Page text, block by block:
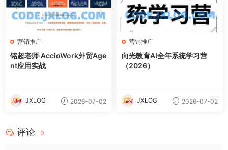
营销推广
铭超老师·AccioWork外贸Age
nt应用实战
JXLOG 2026-07-02
营销推广
向光教育AI全年系统学习营
（2026）
JXLOG 2026-07-02
评论 0